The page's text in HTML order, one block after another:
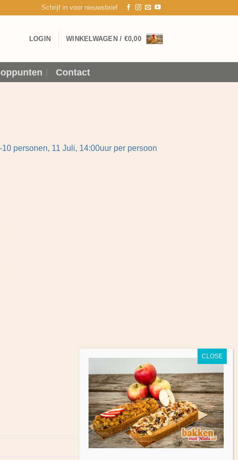
Schrijf in voor nieuwsbrief
LOGIN WINKELWAGEN / €0,00
Contact
personen, 11 Juli, 14:00uur per persoon